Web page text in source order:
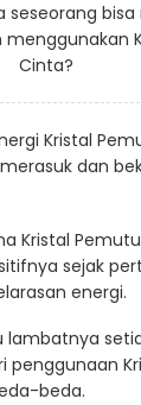
seseorang
Cinta?
Kristal
dan
Kristal
sejak
energi.
lambatnya
beda.